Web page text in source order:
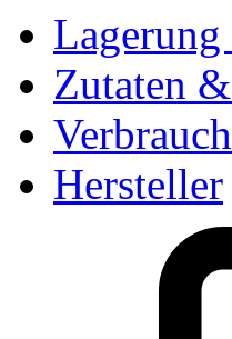
Zutaten
Hersteller